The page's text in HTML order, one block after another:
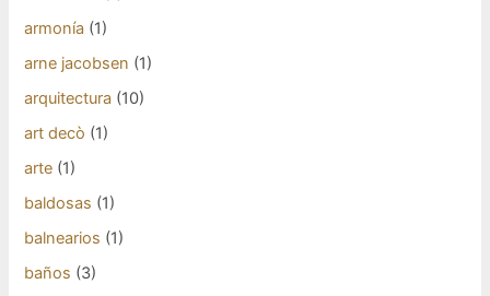
armonía (1)
arne jacobsen (1)
arquitectura (10)
art decò (1)
arte (1)
baldosas (1)
balnearios (1)
baños (3)